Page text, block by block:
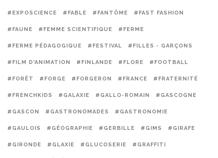
#EXPOSCIENCE #FABLE #FANTÔME #FAST FASHION
#FAUNE #FEMME SCIENTIFIQUE #FERME
#FERME PÉDAGOGIQUE #FESTIVAL #FILLES - GARÇONS
#FILM D'ANIMATION #FINLANDE #FLORE #FOOTBALL
#FORÊT #FORGE #FORGERON #FRANCE #FRATERNITÉ
#FRENCHKIDS #GALAXIE #GALLO-ROMAIN #GASCOGNE
#GASCON #GASTRONOMADES #GASTRONOMIE
#GAULOIS #GÉOGRAPHIE #GERBILLE #GIMS #GIRAFE
#GIRONDE #GLAXIE #GLUCOSERIE #GRAFFITI